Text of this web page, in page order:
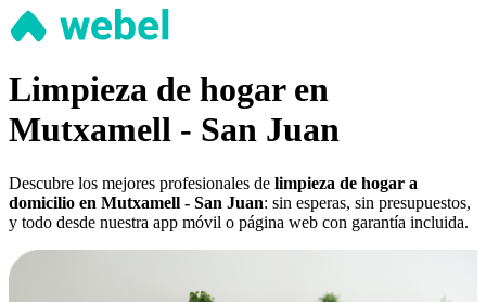
Limpieza de hogar en
Mutxamell - San Juan
Descubre los mejores profesionales de limpieza de hogar a
domicilio en Mutxamell - San Juan: sin esperas, sin presupuestos,
y todo desde nuestra app móvil o página web con garantía incluida.